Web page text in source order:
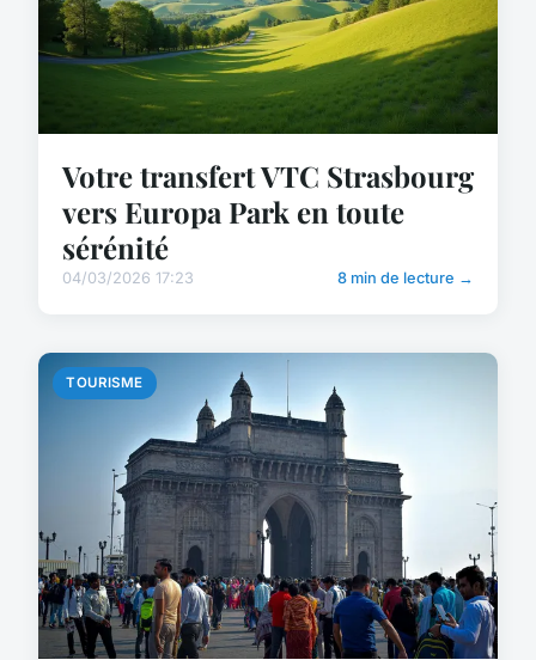
Votre transfert VTC Strasbourg
vers Europa Park en toute
sérénité
04/03/2026 17:23 8 min de lecture →
TOURISME